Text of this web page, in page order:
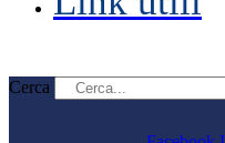
Cerca